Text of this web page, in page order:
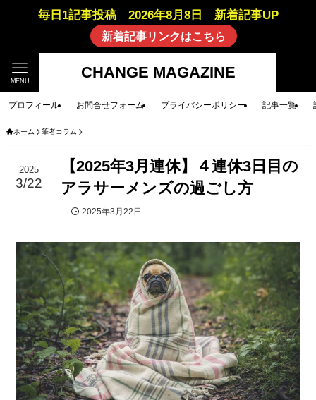
毎日1記事投稿 2026年8月8日 新着記事UP
新着記事リンクはこちら
CHANGE MAGAZINE
MENU
プロフィール お問合せフォーム プライバシーポリシー 記事一覧
ホーム 筆者コラム
【2025年3月連休】４連休3日目の
アラサーメンズの過ごし方
2025
3/22
2025年3月22日